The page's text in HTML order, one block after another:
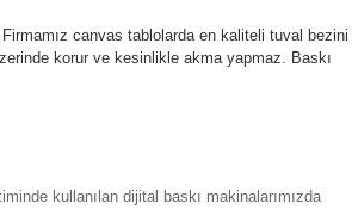
Firmamız canvas tablolarda en kaliteli tuval bezini
korur ve kesinlikle akma yapmaz. Baskı
kullanılan dijital baskı makinalarımızda